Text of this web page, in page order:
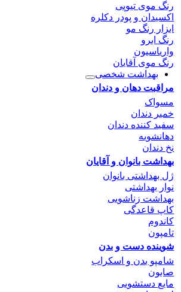
رنگ موی تیوپی
اکسیدان و پودر دکلره
ابزار رنگ مو
رنگ ابرو
واریاسیون
رنگ موی آقایان
بهداشت شخصی
مراقبت دهان و دندان
مسواک
خمیر دندان
سفید کننده دندان
دهانشویه
نخ دندان
بهداشت بانوان و آقایان
ژل بهداشتی بانوان
نوار بهداشتی
بهداشت زناشویی
کاپ قاعدگی
کاندوم
تامپون
شوینده دست و بدن
شامپو بدن و اسکراب
صابون
مایع دستشویی